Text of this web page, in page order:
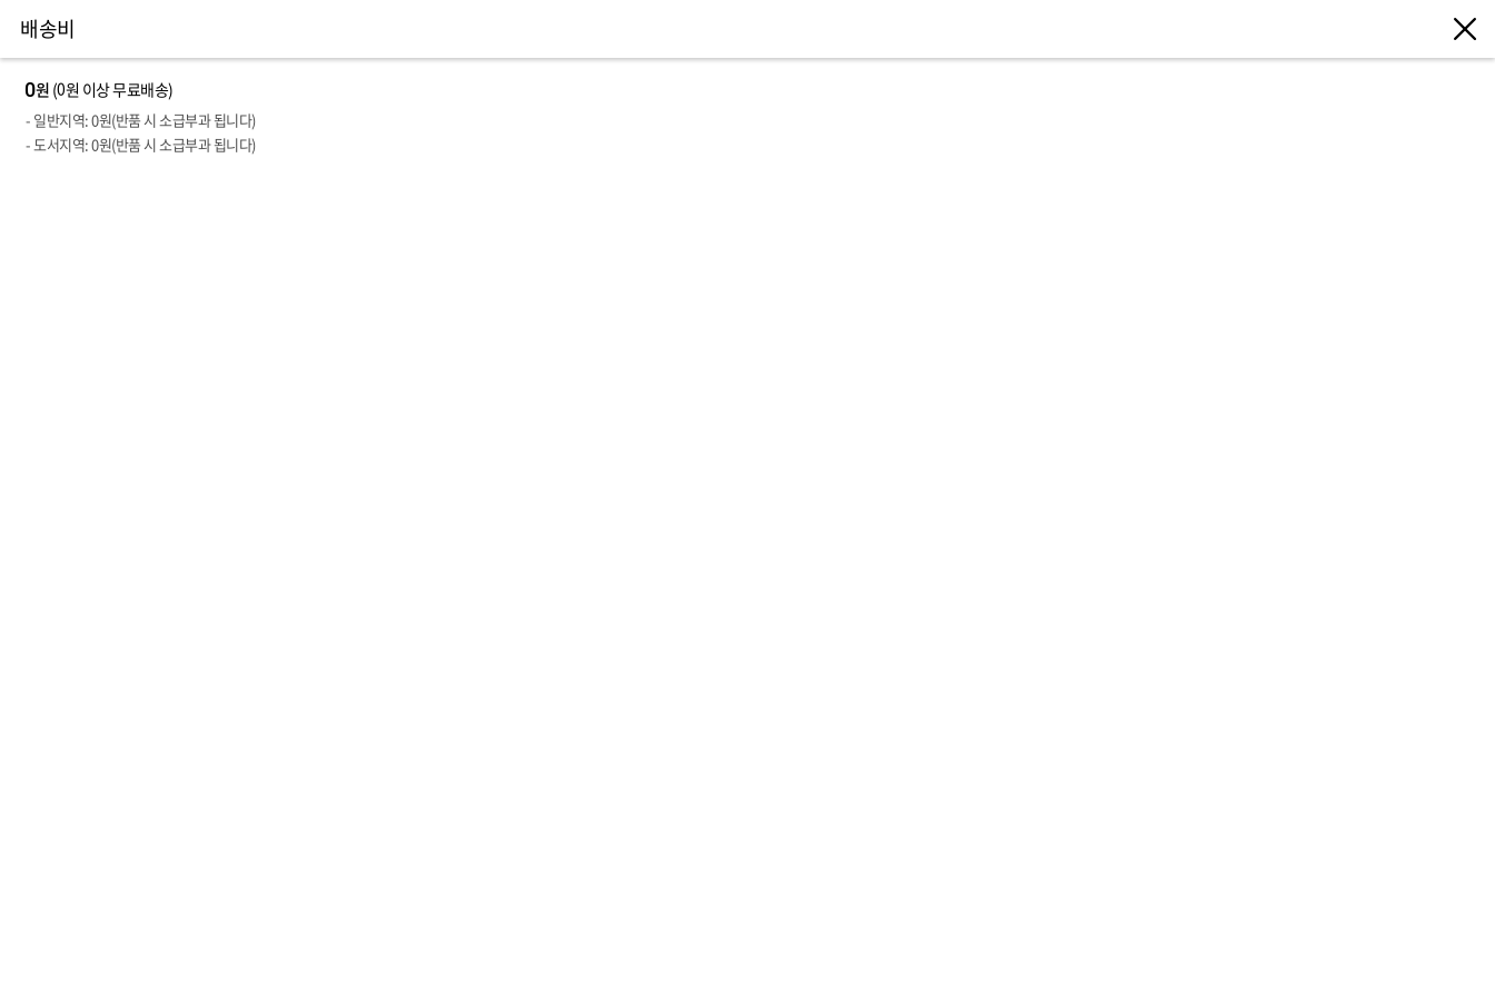
배송비
0 (0원 이상 무료배송)
- 일반지역:0원(반품 시 소급부과 됩니다)
- 도서지역:0원(반품 시 소급부과 됩니다)